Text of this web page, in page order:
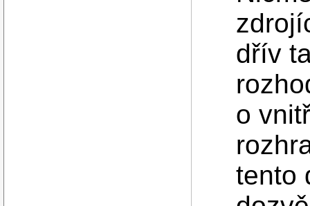
dřív
o
tento